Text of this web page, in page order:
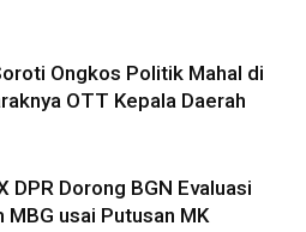
Ongkos Politik Mahal di
OTT Kepala Daerah
DPR Dorong BGN Evaluasi
MBG usai Putusan MK